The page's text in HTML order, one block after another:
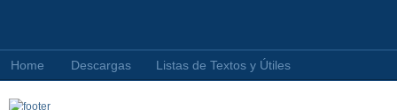
Home Descargas Listas de Textos y Útiles